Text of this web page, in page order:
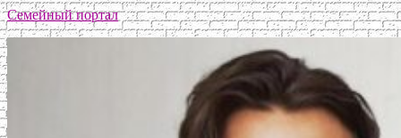
Семейный портал